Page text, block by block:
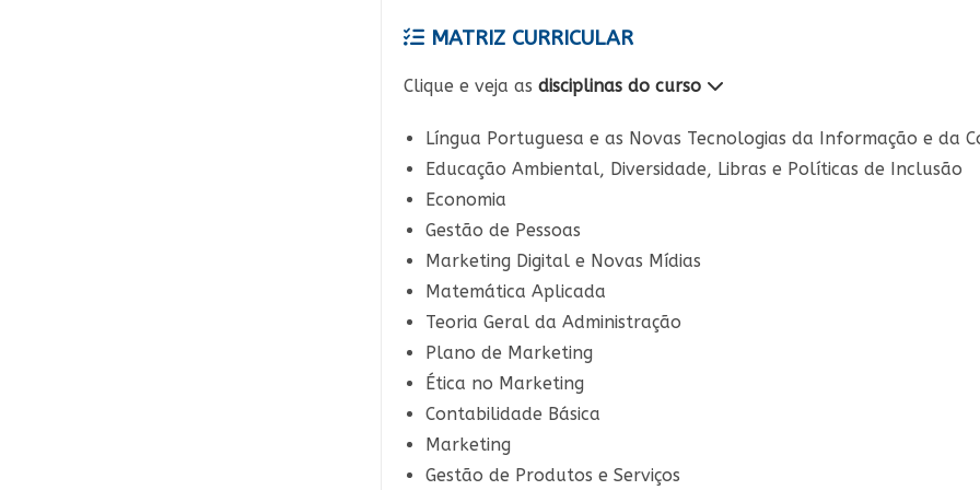
MATRIZ CURRICULAR
Clique e veja as disciplinas do curso
Língua Portuguesa e as Novas Tecnologias da Informação e da
Educação Ambiental, Diversidade, Libras e Políticas de Inclusão
Economia
Gestão de Pessoas
Marketing Digital e Novas Mídias
Matemática Aplicada
Teoria Geral da Administração
Plano de Marketing
Ética no Marketing
Contabilidade Básica
Marketing
Gestão de Produtos e Serviços